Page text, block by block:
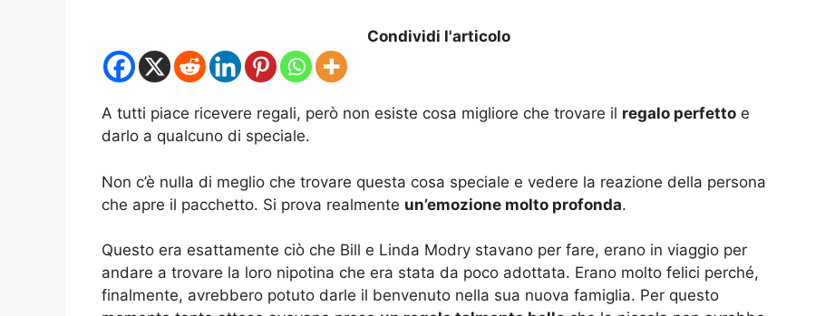
Condividi l'articolo
A tutti piace ricevere regali, però non esiste cosa migliore che trovare il regalo perfetto e
darlo a qualcuno di speciale.
Non c’è nulla di meglio che trovare questa cosa speciale e vedere la reazione della persona
che apre il pacchetto. Si prova realmente un’emozione molto profonda.
Questo era esattamente ciò che Bill e Linda Modry stavano per fare, erano in viaggio per
andare a trovare la loro nipotina che era stata da poco adottata. Erano molto felici perché,
finalmente, avrebbero potuto darle il benvenuto nella sua nuova famiglia. Per questo